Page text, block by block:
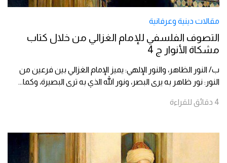
مقالات دينية وعرفانية
التصوف الفلسفي للإمام الغزالي من خلال كتاب
مشكاة الأنوار ج 4
ب/ النور الظاهر، والنور الإلهي: يميز الإمام الغزالي بين فرعين من
النور: نور ظاهر به يرى البصر، ونور الله الذي به ترى البصيرة، وكما...
4 دقائق للقراءة